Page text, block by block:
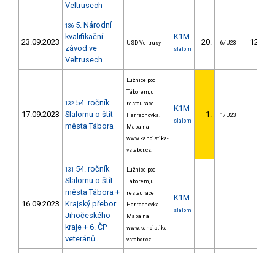
Veltrusech
23.09.2023
136 5. Národní
kvalifikační
závod ve
Veltrusech
USD Veltrusy
K1M
slalom
20. 6/U23 12.60
17.09.2023
132 54. ročník
Slalomu o štít
města Tábora
Lužnice pod
Táborem, u
restaurace
Harrachovka.
Mapa na
www.kanoistika-
vstabor.cz.
K1M
slalom
1. 1/U23
16.09.2023
131 54. ročník
Slalomu o štít
města Tábora +
Krajský přebor
Jihočeského
kraje + 6. ČP
veteránů
Lužnice pod
Táborem, u
restaurace
Harrachovka.
Mapa na
www.kanoistika-
vstabor.cz.
K1M
slalom